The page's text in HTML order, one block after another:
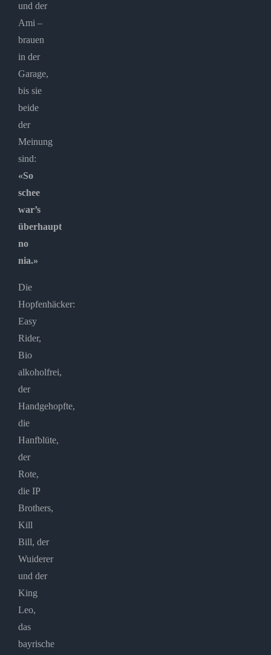
und der
Ami –
brauen
in der
Garage,
bis sie
beide
der
Meinung
sind:
«So
schee
war’s
überhaupt
no
nia.»
Die
Hopfenhäcker:
Easy
Rider,
Bio
alkoholfrei,
der
Handgehopfte,
die
Hanfblüte,
der
Rote,
die IP
Brothers,
Kill
Bill, der
Wuiderer
und der
King
Leo,
das
bayrische